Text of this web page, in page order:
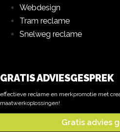
Webdesign
Tram reclame
Snelweg reclame
GRATIS ADVIESGESPREK
effectieve reclame en merkpromotie met
maatwerkoplossingen!
Gratis advies